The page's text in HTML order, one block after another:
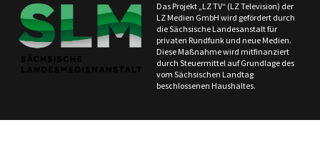
Das Projekt „LZ TV“ (LZ Television) der
LZ Medien GmbH wird gefördert durch
die Sächsische Landesanstalt für
privaten Rundfunk und neue Medien.
Diese Maßnahme wird mitfinanziert
durch Steuermittel auf Grundlage des
vom Sächsischen Landtag
beschlossenen Haushaltes.